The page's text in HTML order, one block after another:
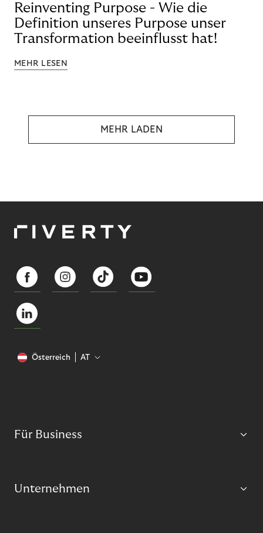
Reinventing Purpose - Wie die
Definition unseres Purpose unser
Transformation beeinflusst hat!
MEHR LESEN
MEHR LADEN
Österreich AT
Für Business
Unternehmen